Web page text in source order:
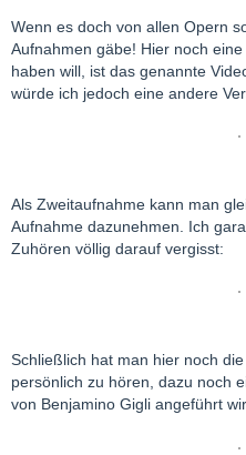
Wenn es doch von allen Opern
Aufnahmen gäbe! Hier noch
haben will, ist das genannte
würde ich jedoch eine andere
Als Zweitaufnahme kann man
Aufnahme dazunehmen. Ich
Zuhören völlig darauf vergisst:
Schließlich hat man hier noch
persönlich zu hören, dazu noch
von Benjamino Gigli angeführt